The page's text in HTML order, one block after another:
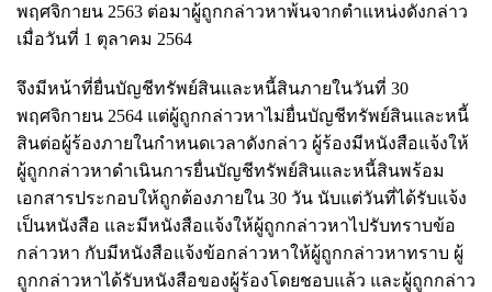
พฤศจิกายน 2563 ต่อมาผู้ถูกกล่าวหาพ้นจากตำแหน่งดังกล่าว
เมื่อวันที่ 1 ตุลาคม 2564
จึงมีหน้าที่ยื่นบัญชีทรัพย์สินและหนี้สินภายในวันที่ 30
พฤศจิกายน 2564 แต่ผู้ถูกกล่าวหาไม่ยื่นบัญชีทรัพย์สินและหนี้
สินต่อผู้ร้องภายในกำหนดเวลาดังกล่าว ผู้ร้องมีหนังสือแจ้งให้
ผู้ถูกกล่าวหาดำเนินการยื่นบัญชีทรัพย์สินและหนี้สินพร้อม
เอกสารประกอบให้ถูกต้องภายใน 30 วัน นับแต่วันที่ได้รับแจ้ง
เป็นหนังสือ และมีหนังสือแจ้งให้ผู้ถูกกล่าวหาไปรับทราบข้อ
กล่าวหา กับมีหนังสือแจ้งข้อกล่าวหาให้ผู้ถูกกล่าวหาทราบ ผู้
ถูกกล่าวหาได้รับหนังสือของผู้ร้องโดยชอบแล้ว และผู้ถูกกล่าว